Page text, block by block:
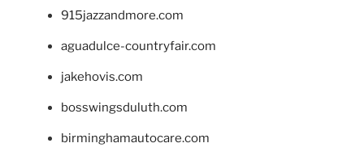
915jazzandmore.com
aguadulce-countryfair.com
jakehovis.com
bosswingsduluth.com
birminghamautocare.com